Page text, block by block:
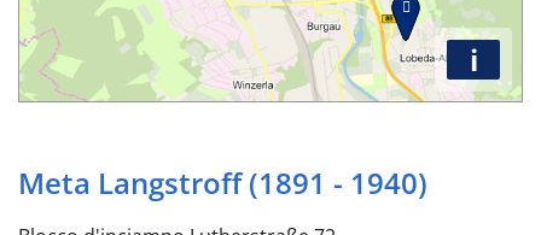
i
Meta Langstroff (1891 - 1940)